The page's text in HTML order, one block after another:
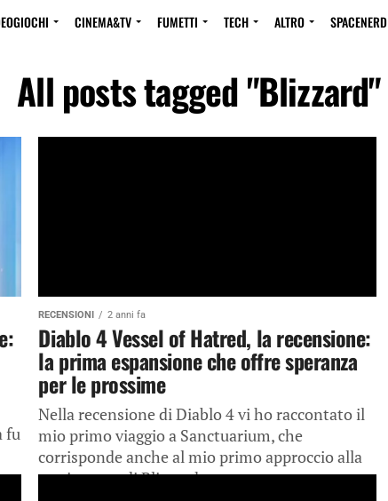
CINEMA&TV FUMETTI TECH ALTRO SPACENERD
All posts tagged "Blizzard"
fu
RECENSIONI 2 anni fa
Diablo 4 Vessel of Hatred, la recensione:
la prima espansione che offre speranza
per le prossime
Nella recensione di Diablo 4 vi ho raccontato il
mio primo viaggio a Sanctuarium, che
corrisponde anche al mio primo approccio alla
storica saga di Blizzard....